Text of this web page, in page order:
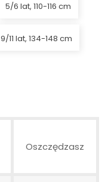
5/6 lat, 110-116 cm
9/11 lat, 134-148 cm
Oszczędzasz